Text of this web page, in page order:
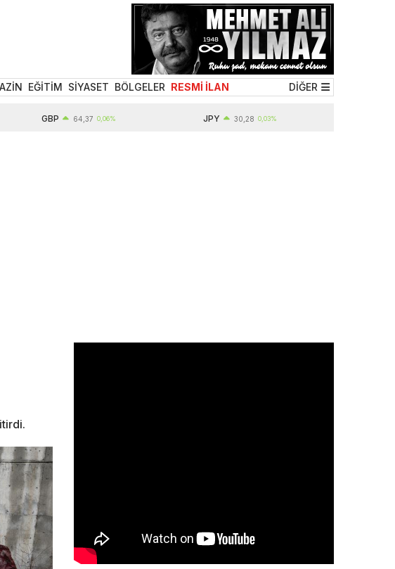
EĞİTİM SİYASET BÖLGELER RESMİ İLAN DİĞER
64,37 0,06% 30,28 0,03%